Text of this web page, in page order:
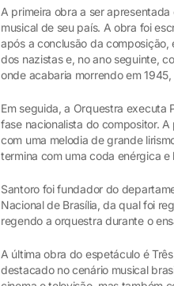
A primeira obra a ser
musical de seu país. A obra foi
após a conclusão da
dos nazistas e, no ano seguinte,
onde acabaria morrendo em
Em seguida, a Orquestra executa
fase nacionalista do compositor.
com uma melodia de grande
termina com uma coda enérgica e
Santoro foi fundador do
Nacional de Brasília, da qual foi
regendo a orquestra durante o
A última obra do espetáculo é
destacado no cenário musical